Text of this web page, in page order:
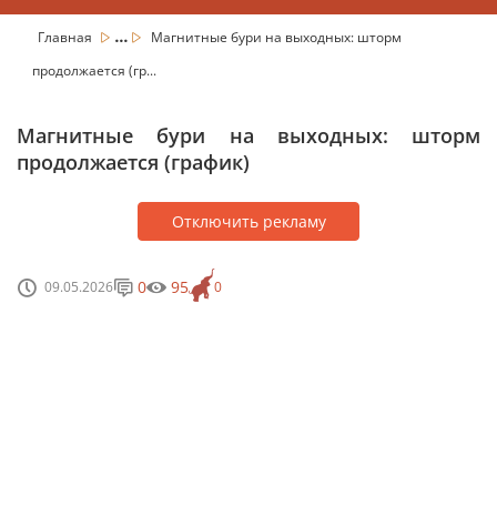
Главная ...
Магнитные бури на выходных: шторм
продолжается (гр...
Магнитные бури на выходных: шторм
продолжается (график)
Отключить рекламу
09.05.2026 0
0 95